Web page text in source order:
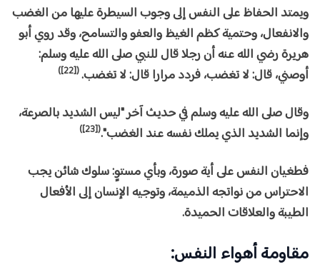
ويمتد الحفاظ على النفس إلى وجوب السيطرة عليها من الغضب
والانفعال، وحتمية كظم الغيظ والعفو والتسامح، وقد روي أبو
هريرة رضي الله عنه أن رجلا قال للنبي صلى الله عليه وسلم:
أوصني، قال: لا تغضب، فردد مرارا قال: لا تغضب.([22])
وقال صلى الله عليه وسلم في حديث آخر "ليس الشديد بالصرعة،
وإنما الشديد الذي يملك نفسه عند الغضب".([23])
فطغيان النفس على أية صورة، وبأي مستوٍ: سلوك شائن يجب
الاحتراس من نواتجه الذميمة، وتوجيه الإنسان إلى الأفعال
الطيبة والعلاقات الحميدة.
مقاومة أهواء النفس: